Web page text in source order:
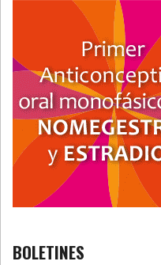
BOLETINES